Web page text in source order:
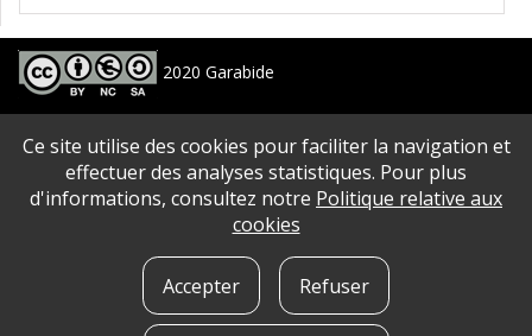
2020 Garabide
Larrin Plaza 1, 20550 Aretxabaleta, Gipuzkoa
688 63 24 33 / 943 250 397
garabide[arroba]garabide[puntu]eus
PLAN DU SITE | ACCESSIBILITé | AVERTISSEMENT | POLITIQUE DE CONFIDENTIALITé |
Ce site utilise des cookies pour faciliter la navigation et
effectuer des analyses statistiques. Pour plus
d'informations, consultez notre Politique relative aux
cookies
Accepter Refuser